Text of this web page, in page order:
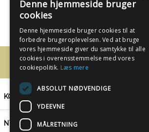
Har du spørgsmål, så kontakt os
svaret her:
KONTAKT
NYHEDSBREV
Denne hjemmeside bruger
cookies
Denne hjemmeside bruger cookies til at
forbedre brugeroplevelsen. Ved at bruge
vores hjemmeside giver du samtykke til alle
cookies i overensstemmelse med vores
cookiepolitik. Læs mere
ABSOLUT NØDVENDIGE
YDEEVNE
MÅLRETNING